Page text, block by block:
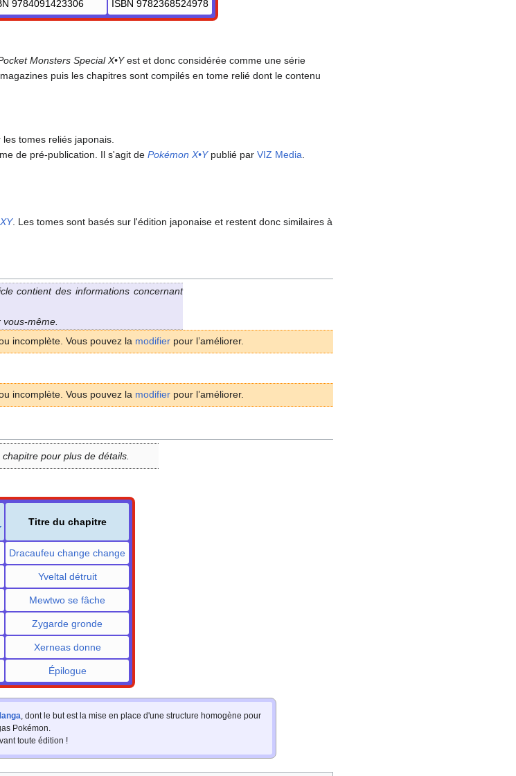
9784091423306 ISBN 9782368524978
Monsters Special X•Yest et donc considérée comme une série
puis les chapitres sont compilés en tome relié dont le contenu
tomes reliés japonais.
de pré-publication. Il s'agit de Pokémon X•Ypublié par VIZ Media
. Les tomes sont basés sur l'édition japonaise et restent donc similaires à
contient des informations concernant
même.
incomplète. Vous pouvez la modifier pour l’améliorer.
incomplète. Vous pouvez la modifier pour l’améliorer.
pour plus de détails.
Titre du chapitre
Dracaufeu change change
Yveltal détruit
Mewtwo se fâche
Zygarde gronde
Xerneas donne
Épilogue
, dont le but est la mise en place d'une structure homogène pour
Pokémon.
toute édition !